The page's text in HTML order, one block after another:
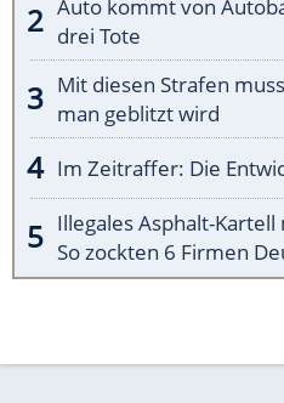
Auto kommt von
drei Tote
Mit diesen Strafen
man geblitzt wird
Im Zeitraffer: Die
Illegales Asphalt-
So zockten 6 Firmen